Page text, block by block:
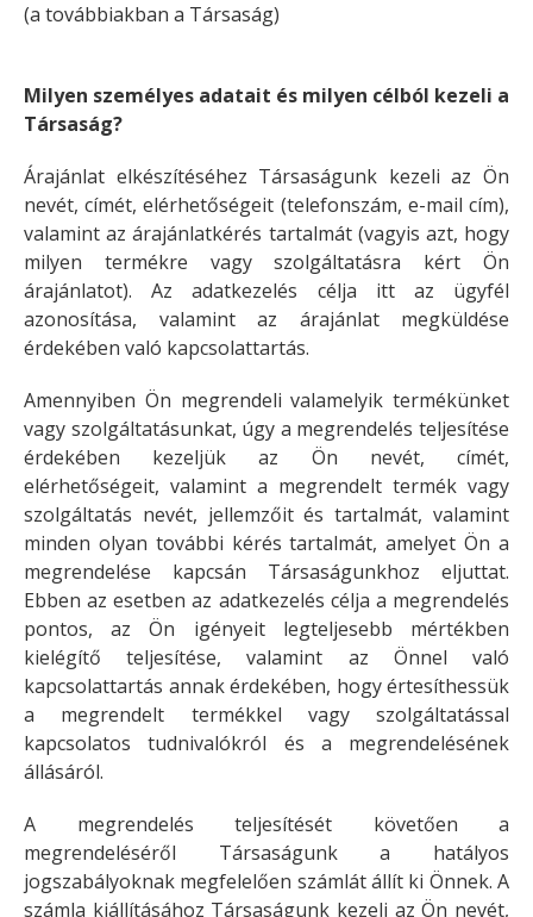
(a továbbiakban a Társaság)
Milyen személyes adatait és milyen célból kezeli a
Társaság?
Árajánlat elkészítéséhez Társaságunk kezeli az Ön
nevét, címét, elérhetőségeit (telefonszám, e-mail cím),
valamint az árajánlatkérés tartalmát (vagyis azt, hogy
milyen termékre vagy szolgáltatásra kért Ön
árajánlatot). Az adatkezelés célja itt az ügyfél
azonosítása, valamint az árajánlat megküldése
érdekében való kapcsolattartás.
Amennyiben Ön megrendeli valamelyik termékünket
vagy szolgáltatásunkat, úgy a megrendelés teljesítése
érdekében kezeljük az Ön nevét, címét,
elérhetőségeit, valamint a megrendelt termék vagy
szolgáltatás nevét, jellemzőit és tartalmát, valamint
minden olyan további kérés tartalmát, amelyet Ön a
megrendelése kapcsán Társaságunkhoz eljuttat.
Ebben az esetben az adatkezelés célja a megrendelés
pontos, az Ön igényeit legteljesebb mértékben
kielégítő teljesítése, valamint az Önnel való
kapcsolattartás annak érdekében, hogy értesíthessük
a megrendelt termékkel vagy szolgáltatással
kapcsolatos tudnivalókról és a megrendelésének
állásáról.
A megrendelés teljesítését követően a
megrendeléséről Társaságunk a hatályos
jogszabályoknak megfelelően számlát állít ki Önnek. A
számla kiállításához Társaságunk kezeli az Ön nevét,